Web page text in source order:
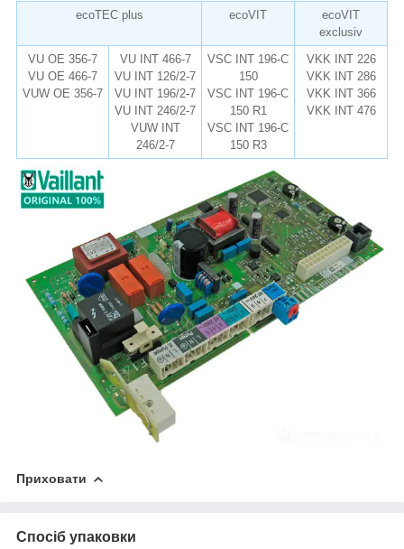
ecoTEC plus ecoVIT
ecoVIT
exclusiv
VU OE 356-7
VU OE 466-7
VUW OE 356-7
VU INT 466-7
VU INT 126/2-7
VU INT 196/2-7
VU INT 246/2-7
VUW INT
246/2-7
VSC INT 196-C
150
VSC INT 196-C
150 R1
VSC INT 196-C
150 R3
VKK INT 226
VKK INT 286
VKK INT 366
VKK INT 476
Приховати
Спосіб упаковки